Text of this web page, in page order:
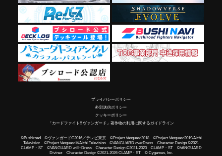
プライバシーポリシー
外部送信ポリシー
クッキーポリシー
「カードファイト!! ヴァンガード」著作物の利用に関するガイドライン
©Bushiroad ©ヴァンガードG2016／テレビ東京 ©Project Vanguard2018 ©Project Vanguard2019/Aichi
Television ©Project Vanguard if/Aichi Television ©VANGUARD overDress Character Design ©2021
CLAMP・ST ©VANGUARD will+Dress Character Design ©2021-2023 CLAMP・ST ©VANGUARD
Divinez Character Design ©2021-2026 CLAMP・ST © Cygames, Inc.